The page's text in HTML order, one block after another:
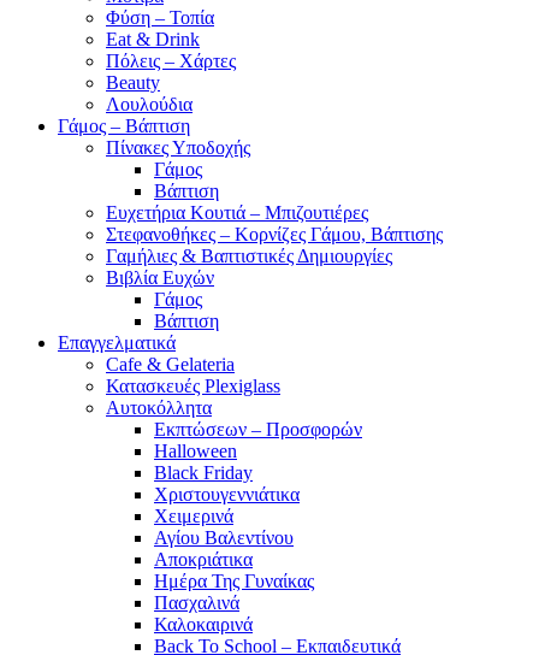
Φύση – Τοπία
Eat & Drink
Πόλεις – Χάρτες
Beauty
Λουλούδια
Γάμος – Βάπτιση
Πίνακες Υποδοχής
Γάμος
Βάπτιση
Ευχετήρια Κουτιά – Μπιζουτιέρες
Στεφανοθήκες – Κορνίζες Γάμου, Βάπτισης
Γαμήλιες & Βαπτιστικές Δημιουργίες
Βιβλία Ευχών
Γάμος
Βάπτιση
Επαγγελματικά
Cafe & Gelateria
Κατασκευές Plexiglass
Αυτοκόλλητα
Εκπτώσεων – Προσφορών
Halloween
Black Friday
Χριστουγεννιάτικα
Χειμερινά
Αγίου Βαλεντίνου
Αποκριάτικα
Ημέρα Της Γυναίκας
Πασχαλινά
Καλοκαιρινά
Back To School – Εκπαιδευτικά